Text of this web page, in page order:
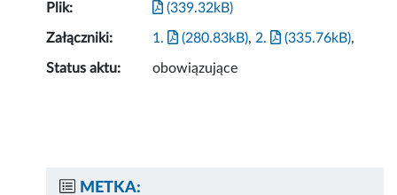
Plik: (339.32kB)
Załączniki: 1. (280.83kB), 2. (335.76kB),
Status aktu: obowiązujące
METKA: